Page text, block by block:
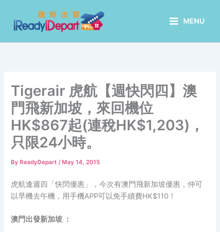
content
MENU
Tigerair 虎航【週快閃四】澳
門飛新加坡，來回機位
HK$867起(連稅HK$1,203)，
只限24小時。
By ReadyDepart/ May 14, 2015
虎航逢週四「快閃優惠」，今次有澳門飛新加坡優惠，仲可
以早機去午機，用手機APP可以免手續費HK$110！
澳門出發新加坡 ：